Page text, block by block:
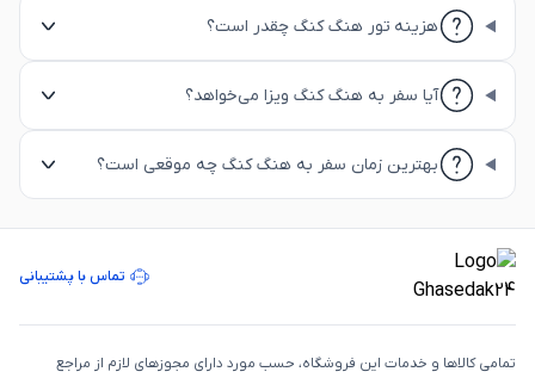
هزینه تور هنگ کنگ چقدر است؟
آیا سفر به هنگ کنگ ویزا می‌خواهد؟
بهترین زمان سفر به هنگ کنگ چه موقعی است؟
تماس با پشتیبانی
تمامی كالاها و خدمات اين فروشگاه، حسب مورد دارای مجوزهای لازم از مراجع